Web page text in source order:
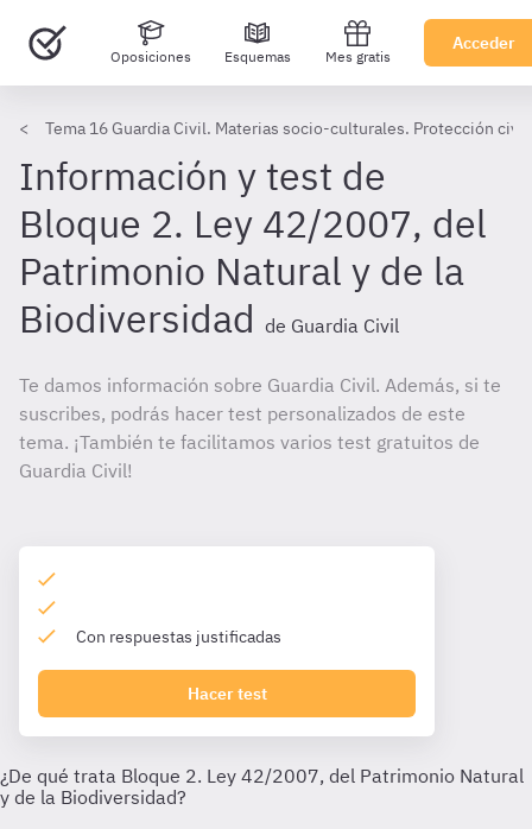
Oposiciones Esquemas Mes gratis
Acceder
Tema 16 Guardia Civil. Materias socio-culturales. Protección
Información y test de
Bloque 2. Ley 42/2007, del
Patrimonio Natural y de la
Biodiversidad de Guardia Civil
Te damos información sobre Guardia Civil. Además, si te
suscribes, podrás hacer test personalizados de este
tema. ¡También te facilitamos varios test gratuitos de
Guardia Civil!
Con respuestas justificadas
Hacer test